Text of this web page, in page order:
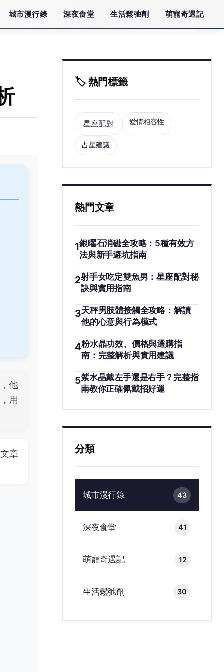
城市漫行錄 深夜食堂 生活鬆弛劑 萌寵奇遇記
他
用
章
🏷️ 熱門標籤
星座配對 愛情相容性
占星建議
熱門文章
1銀曜石消磁全攻略：5種有效方
法與新手避坑指南
2射手女吃定雙魚男：星座配對秘
訣與實用指南
3天秤男肢體接觸全攻略：解讀
他的心意與行為模式
4粉水晶功效、價格與選購指
南：完整解析與實用建議
5紫水晶戴左手還是右手？完整指
南教你正確佩戴招好運
分類
城市漫行錄 43
深夜食堂 41
萌寵奇遇記 12
生活鬆弛劑 30